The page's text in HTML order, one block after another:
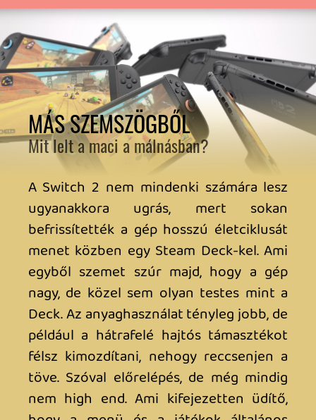
ugyanazzal a játékkal nem nyomulhatsz
két vason. Amikor például migráltál és
visszamennél a régi gépre játszani, ott (a
firmware update után) először is a játék
futtatásánál a gép jelzi neked, hogy az új
gépedre lett áttöltve a virtuális kártya.
Gombnyomásra átkerül ilyenkor a régi
gépedre a futtatás lehetősége (mintha
áttennél egy valós cartridge-t a két gép
között), és természetesen ugyanezt a
lépéssorozatot végig kell csinálnod, ha a
régi gép után ismét az újon játszanád a
játékokat… Apropó kettős autentikáció,
az eShop belépésnél már default a
telefonos azonosítás. Szóval elő a QR kód
olvasóval…